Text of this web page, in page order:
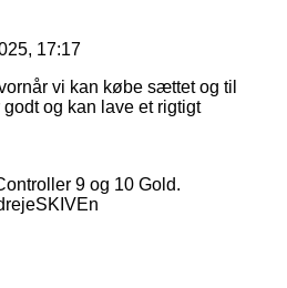
17:17
vi kan købe sættet og til
og kan lave et rigtigt
9 og 10 Gold.